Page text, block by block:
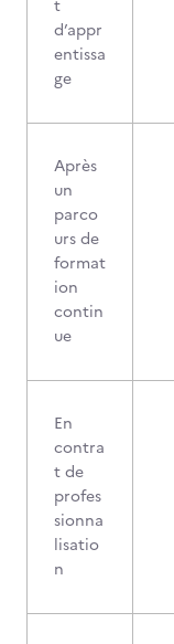
t
d’appr
entissa
ge
Après
un
parco
urs de
format
ion
contin
ue
En
contra
t de
profes
sionna
lisatio
n